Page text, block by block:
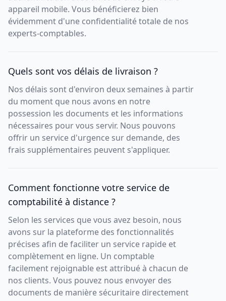
appareil mobile. Vous bénéficierez bien
évidemment d'une confidentialité totale de nos
experts-comptables.
Quels sont vos délais de livraison ?
Nos délais sont d'environ deux semaines à partir
du moment que nous avons en notre
possession les documents et les informations
nécessaires pour vous servir. Nous pouvons
offrir un service d'urgence sur demande, des
frais supplémentaires peuvent s'appliquer.
Comment fonctionne votre service de
comptabilité à distance ?
Selon les services que vous avez besoin, nous
avons sur la plateforme des fonctionnalités
précises afin de faciliter un service rapide et
complètement en ligne. Un comptable
facilement rejoignable est attribué à chacun de
nos clients. Vous pouvez nous envoyer des
documents de manière sécuritaire directement